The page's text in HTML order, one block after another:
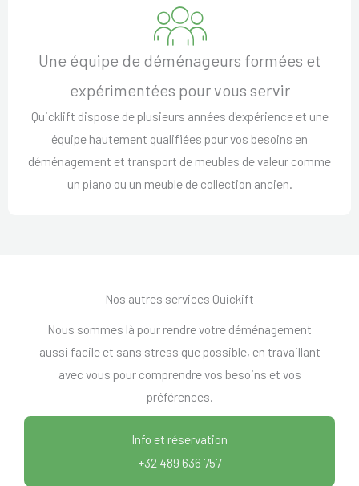
Une équipe de déménageurs formées et
expérimentées pour vous servir
Quicklift dispose de plusieurs années d'expérience et une
équipe hautement qualifiées pour vos besoins en
déménagement et transport de meubles de valeur comme
un piano ou un meuble de collection ancien.
Nos autres services Quickift
Nous sommes là pour rendre votre déménagement
aussi facile et sans stress que possible, en travaillant
avec vous pour comprendre vos besoins et vos
préférences.
Info et réservation
+32 489 636 757